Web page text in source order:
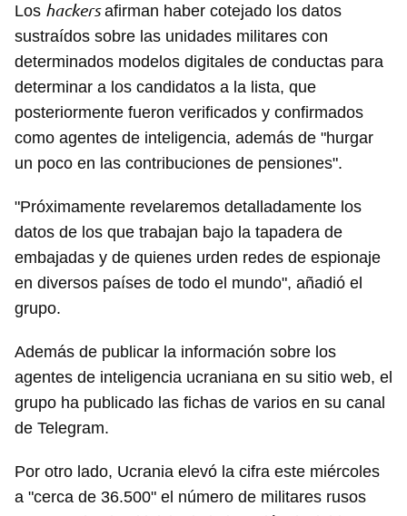
Los hackersafirman haber cotejado los datos
sustraídos sobre las unidades militares con
determinados modelos digitales de conductas para
determinar a los candidatos a la lista, que
posteriormente fueron verificados y confirmados
como agentes de inteligencia, además de "hurgar
un poco en las contribuciones de pensiones".
"Próximamente revelaremos detalladamente los
datos de los que trabajan bajo la tapadera de
embajadas y de quienes urden redes de espionaje
en diversos países de todo el mundo", añadió el
grupo.
Además de publicar la información sobre los
agentes de inteligencia ucraniana en su sitio web, el
grupo ha publicado las fichas de varios en su canal
de Telegram.
Por otro lado, Ucrania elevó la cifra este miércoles
a "cerca de 36.500" el número de militares rusos